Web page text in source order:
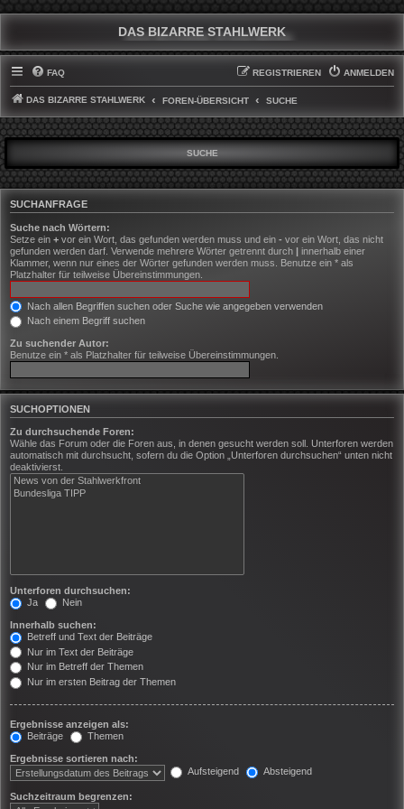
DAS BIZARRE STAHLWERK
FAQ ANMELDEN
REGISTRIEREN
DAS BIZARRE STAHLWERK FOREN-ÜBERSICHT SUCHE
SUCHE
SUCHANFRAGE
Suche nach Wörtern:
Setze ein + vor ein Wort, das gefunden werden muss und ein - vor ein Wort, das nicht
gefunden werden darf. Verwende mehrere Wörter getrennt durch | innerhalb einer
Klammer, wenn nur eines der Wörter gefunden werden muss. Benutze ein * als
Platzhalter für teilweise Übereinstimmungen.
Nach allen Begriffen suchen oder Suche wie angegeben verwenden
Nach einem Begriff suchen
Zu suchender Autor:
Benutze ein * als Platzhalter für teilweise Übereinstimmungen.
SUCHOPTIONEN
Zu durchsuchende Foren:
Wähle das Forum oder die Foren aus, in denen gesucht werden soll. Unterforen werden
automatisch mit durchsucht, sofern du die Option „Unterforen durchsuchen“ unten nicht
deaktivierst.
Unterforen durchsuchen:
Ja
Nein
Innerhalb suchen:
Betreff und Text der Beiträge
Nur im Text der Beiträge
Nur im Betreff der Themen
Nur im ersten Beitrag der Themen
Ergebnisse anzeigen als:
Beiträge
Themen
Ergebnisse sortieren nach:
Aufsteigend
Absteigend
Suchzeitraum begrenzen: